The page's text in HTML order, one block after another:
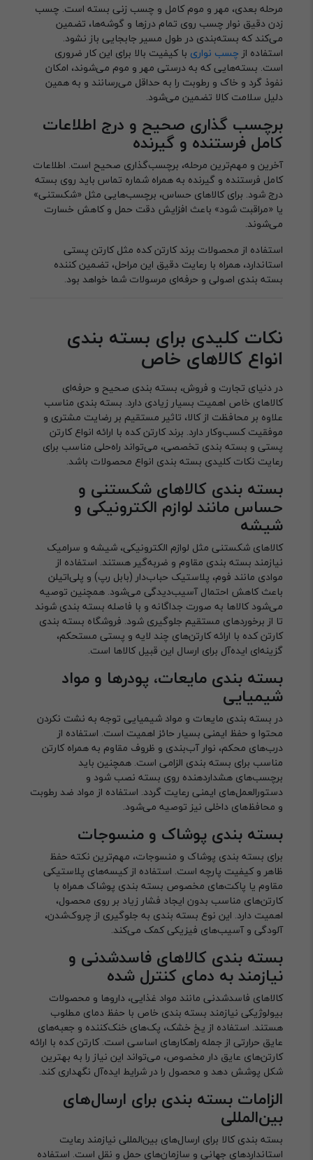
مرحله بعدی، مهر و موم کامل و چسب زنی بسته است. چسب
زدن دقیق نوار چسب روی تمام درزها و گوشه‌ها، تضمین
می‌کند که بسته‌بندی در طول مسیر جابجایی باز نشود.
استفاده از چسب نواری با کیفیت بالا برای این کار ضروری
است. بسته‌هایی که به درستی مهر و موم می‌شوند، امکان
نفوذ گرد و خاک و رطوبت را به حداقل می‌رسانند و به همین
دلیل سلامت کالا تضمین می‌شود.
برچسب گذاری صحیح و درج اطلاعات
کامل فرستنده و گیرنده
آخرین و مهم‌ترین مرحله، برچسب‌گذاری صحیح است. اطلاعات
کامل فرستنده و گیرنده به همراه شماره تماس باید روی بسته
درج شود. برای کالاهای حساس، برچسب‌هایی مثل «شکستنی»
یا «مراقبت شود» باعث افزایش دقت حمل و کاهش خسارت
می‌شوند.
استفاده از محصولات برند کارتن کده مثل کارتن پستی
استاندارد، همراه با رعایت دقیق این مراحل، تضمین کننده
بسته بندی اصولی و حرفه‌ای مرسولات شما خواهد بود.
نکات کلیدی برای بسته بندی
انواع کالاهای خاص
در دنیای تجارت و فروش، بسته بندی صحیح و حرفه‌ای
کالاهای خاص اهمیت بسیار زیادی دارد. بسته بندی مناسب
علاوه بر محافظت از کالا، تاثیر مستقیم بر رضایت مشتری و
موفقیت کسب‌وکار دارد. برند کارتن کده با ارائه انواع کارتن
پستی و بسته بندی تخصصی، می‌تواند راه‌حلی مناسب برای
رعایت نکات کلیدی بسته بندی انواع محصولات باشد.
بسته بندی کالاهای شکستنی و
حساس مانند لوازم الکترونیکی و
شیشه
کالاهای شکستنی مثل لوازم الکترونیکی، شیشه و سرامیک
نیازمند بسته بندی مقاوم و ضربه‌گیر هستند. استفاده از
موادی مانند فوم، پلاستیک حباب‌دار (بابل رپ) و پلی‌اتیلن
باعث کاهش احتمال آسیب‌دیدگی می‌شود. همچنین توصیه
می‌شود کالاها به صورت جداگانه و با فاصله بسته بندی شوند
تا از برخوردهای مستقیم جلوگیری شود. فروشگاه بسته بندی
کارتن کده با ارائه کارتن‌های چند لایه و پستی مستحکم،
گزینه‌ای ایده‌آل برای ارسال این قبیل کالاها است.
بسته بندی مایعات، پودرها و مواد
شیمیایی
در بسته بندی مایعات و مواد شیمیایی توجه به نشت نکردن
محتوا و حفظ ایمنی بسیار حائز اهمیت است. استفاده از
درب‌های محکم، نوار آب‌بندی و ظروف مقاوم به همراه کارتن
مناسب برای بسته بندی الزامی است. همچنین باید
برچسب‌های هشداردهنده روی بسته نصب شود و
دستورالعمل‌های ایمنی رعایت گردد. استفاده از مواد ضد رطوبت
و محافظ‌های داخلی نیز توصیه می‌شود.
بسته بندی پوشاک و منسوجات
برای بسته بندی پوشاک و منسوجات، مهم‌ترین نکته حفظ
ظاهر و کیفیت پارچه است. استفاده از کیسه‌های پلاستیکی
مقاوم یا پاکت‌های مخصوص بسته بندی پوشاک همراه با
کارتن‌های مناسب بدون ایجاد فشار زیاد بر روی محصول،
اهمیت دارد. این نوع بسته بندی به جلوگیری از چروک‌شدن،
آلودگی و آسیب‌های فیزیکی کمک می‌کند.
بسته بندی کالاهای فاسدشدنی و
نیازمند به دمای کنترل شده
کالاهای فاسدشدنی مانند مواد غذایی، داروها و محصولات
بیولوژیکی نیازمند بسته بندی خاص با حفظ دمای مطلوب
هستند. استفاده از یخ خشک، پک‌های خنک‌کننده و جعبه‌های
عایق حرارتی از جمله راهکارهای اساسی است. کارتن کده با ارائه
کارتن‌های عایق دار مخصوص، می‌تواند این نیاز را به بهترین
شکل پوشش دهد و محصول را در شرایط ایده‌آل نگهداری کند.
الزامات بسته بندی برای ارسال‌های
بین‌المللی
بسته بندی کالا برای ارسال‌های بین‌المللی نیازمند رعایت
استانداردهای جهانی و سازمان‌های حمل و نقل است. استفاده